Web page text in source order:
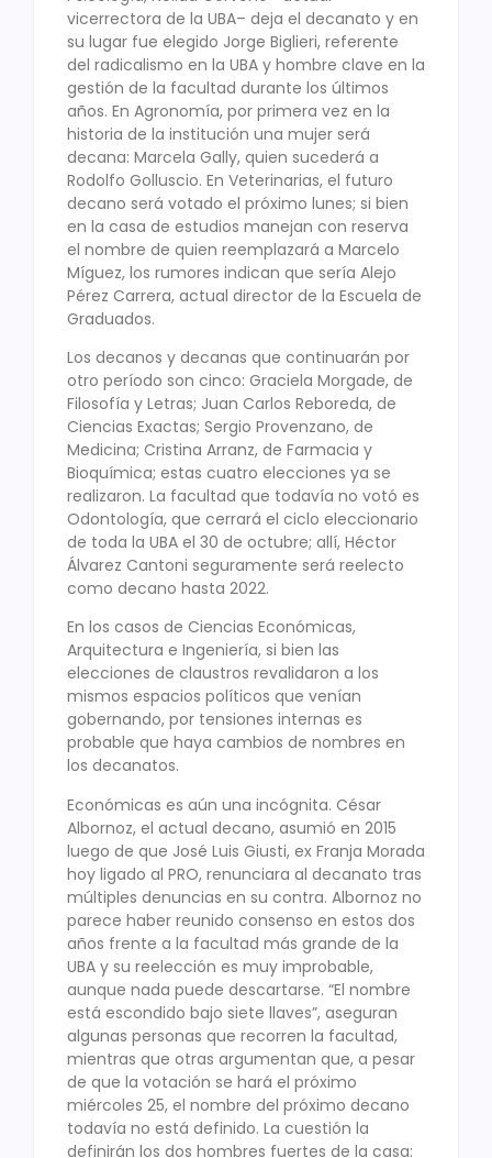
vicerrectora de la UBA– deja el decanato y en
su lugar fue elegido Jorge Biglieri, referente
del radicalismo en la UBA y hombre clave en la
gestión de la facultad durante los últimos
años. En Agronomía, por primera vez en la
historia de la institución una mujer será
decana: Marcela Gally, quien sucederá a
Rodolfo Golluscio. En Veterinarias, el futuro
decano será votado el próximo lunes; si bien
en la casa de estudios manejan con reserva
el nombre de quien reemplazará a Marcelo
Míguez, los rumores indican que sería Alejo
Pérez Carrera, actual director de la Escuela de
Graduados.
Los decanos y decanas que continuarán por
otro período son cinco: Graciela Morgade, de
Filosofía y Letras; Juan Carlos Reboreda, de
Ciencias Exactas; Sergio Provenzano, de
Medicina; Cristina Arranz, de Farmacia y
Bioquímica; estas cuatro elecciones ya se
realizaron. La facultad que todavía no votó es
Odontología, que cerrará el ciclo eleccionario
de toda la UBA el 30 de octubre; allí, Héctor
Álvarez Cantoni seguramente será reelecto
como decano hasta 2022.
En los casos de Ciencias Económicas,
Arquitectura e Ingeniería, si bien las
elecciones de claustros revalidaron a los
mismos espacios políticos que venían
gobernando, por tensiones internas es
probable que haya cambios de nombres en
los decanatos.
Económicas es aún una incógnita. César
Albornoz, el actual decano, asumió en 2015
luego de que José Luis Giusti, ex Franja Morada
hoy ligado al PRO, renunciara al decanato tras
múltiples denuncias en su contra. Albornoz no
parece haber reunido consenso en estos dos
años frente a la facultad más grande de la
UBA y su reelección es muy improbable,
aunque nada puede descartarse. “El nombre
está escondido bajo siete llaves”, aseguran
algunas personas que recorren la facultad,
mientras que otras argumentan que, a pesar
de que la votación se hará el próximo
miércoles 25, el nombre del próximo decano
todavía no está definido. La cuestión la
definirán los dos hombres fuertes de la casa: